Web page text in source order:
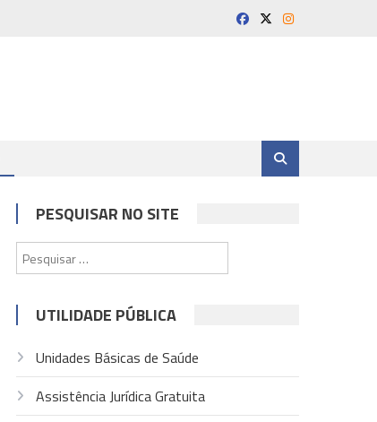
PESQUISAR NO SITE
por:
UTILIDADE PÚBLICA
Unidades Básicas de Saúde
Assistência Jurídica Gratuita